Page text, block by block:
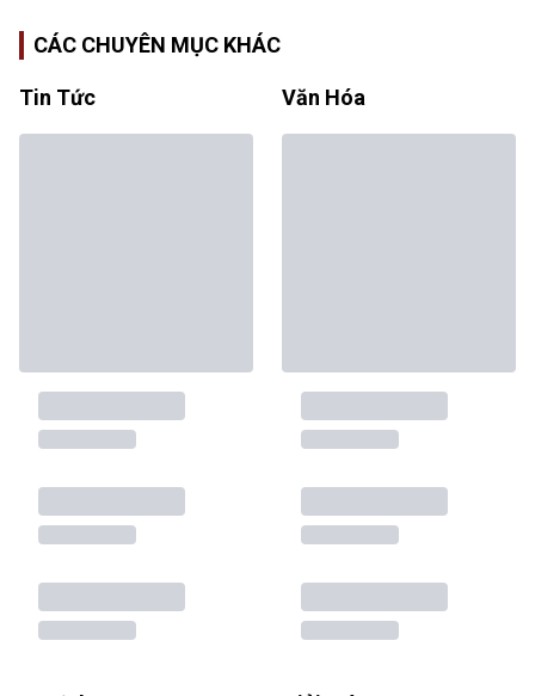
CÁC CHUYÊN MỤC KHÁC
Tin Tức Văn Hóa